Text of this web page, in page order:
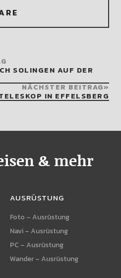
SOLINGEN AUF DER
NÄCHSTER BEITRAG
IN EFFELSBERG
& mehr
AUSRÜSTUNG
Foto – Ausrüstung
Navi – Ausrüstung
PC – Ausrüstung
Wander – Ausrüstung